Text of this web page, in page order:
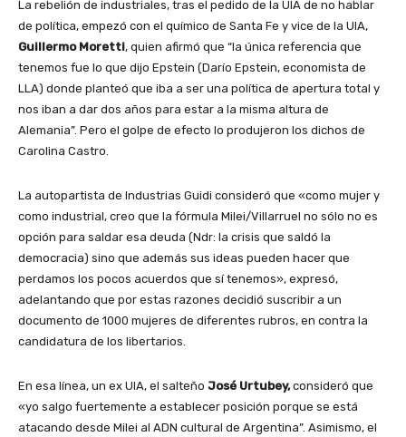
La rebelión de industriales, tras el pedido de la UIA de no hablar
de política, empezó con el químico de Santa Fe y vice de la UIA,
Guillermo Moretti, quien afirmó que “la única referencia que
tenemos fue lo que dijo Epstein (Darío Epstein, economista de
LLA) donde planteó que iba a ser una política de apertura total y
nos iban a dar dos años para estar a la misma altura de
Alemania”. Pero el golpe de efecto lo produjeron los dichos de
Carolina Castro.
La autopartista de Industrias Guidi consideró que «como mujer y
como industrial, creo que la fórmula Milei/Villarruel no sólo no es
opción para saldar esa deuda (Ndr: la crisis que saldó la
democracia) sino que además sus ideas pueden hacer que
perdamos los pocos acuerdos que sí tenemos», expresó,
adelantando que por estas razones decidió suscribir a un
documento de 1000 mujeres de diferentes rubros, en contra la
candidatura de los libertarios.
En esa línea, un ex UIA, el salteño José Urtubey,consideró que
«yo salgo fuertemente a establecer posición porque se está
atacando desde Milei al ADN cultural de Argentina”. Asimismo, el